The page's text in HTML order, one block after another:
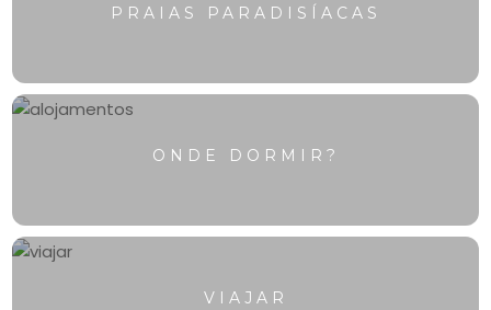
PRAIAS PARADISÍACAS
ONDE DORMIR?
VIAJAR